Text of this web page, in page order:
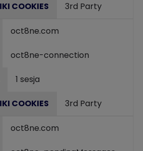
3rd Party
oct8ne.com
oct8ne-connection
1 sesja
3rd Party
oct8ne.com